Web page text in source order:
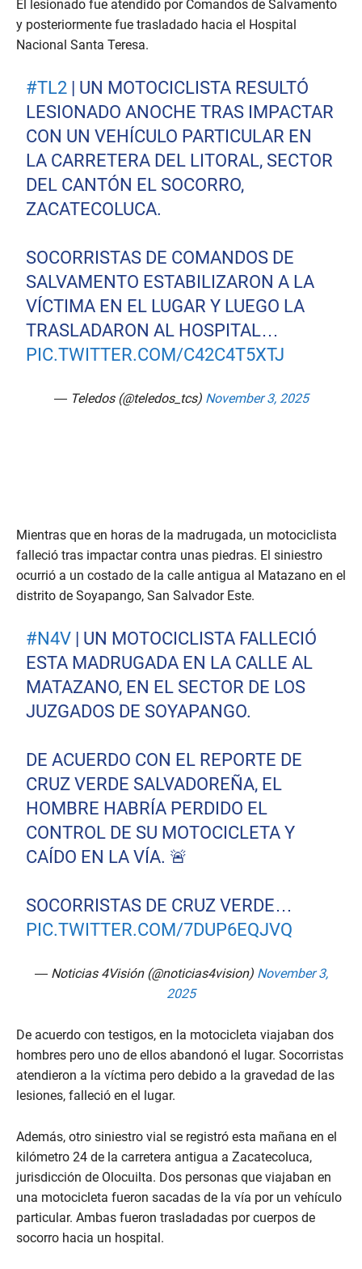
El lesionado fue atendido por Comandos de Salvamento
y posteriormente fue trasladado hacia el Hospital
Nacional Santa Teresa.
#TL2 | UN MOTOCICLISTA RESULTÓ
LESIONADO ANOCHE TRAS IMPACTAR
CON UN VEHÍCULO PARTICULAR EN
LA CARRETERA DEL LITORAL, SECTOR
DEL CANTÓN EL SOCORRO,
ZACATECOLUCA.
SOCORRISTAS DE COMANDOS DE
SALVAMENTO ESTABILIZARON A LA
VÍCTIMA EN EL LUGAR Y LUEGO LA
TRASLADARON AL HOSPITAL…
PIC.TWITTER.COM/C42C4T5XTJ
— Teledos (@teledos_tcs) November 3, 2025
Mientras que en horas de la madrugada, un motociclista
falleció tras impactar contra unas piedras. El siniestro
ocurrió a un costado de la calle antigua al Matazano en el
distrito de Soyapango, San Salvador Este.
#N4V | UN MOTOCICLISTA FALLECIÓ
ESTA MADRUGADA EN LA CALLE AL
MATAZANO, EN EL SECTOR DE LOS
JUZGADOS DE SOYAPANGO.
DE ACUERDO CON EL REPORTE DE
CRUZ VERDE SALVADOREÑA, EL
HOMBRE HABRÍA PERDIDO EL
CONTROL DE SU MOTOCICLETA Y
CAÍDO EN LA VÍA. 🚨
SOCORRISTAS DE CRUZ VERDE…
PIC.TWITTER.COM/7DUP6EQJVQ
— Noticias 4Visión (@noticias4vision) November 3,
2025
De acuerdo con testigos, en la motocicleta viajaban dos
hombres pero uno de ellos abandonó el lugar. Socorristas
atendieron a la víctima pero debido a la gravedad de las
lesiones, falleció en el lugar.
Además, otro siniestro vial se registró esta mañana en el
kilómetro 24 de la carretera antigua a Zacatecoluca,
jurisdicción de Olocuilta. Dos personas que viajaban en
una motocicleta fueron sacadas de la vía por un vehículo
particular. Ambas fueron trasladadas por cuerpos de
socorro hacia un hospital.